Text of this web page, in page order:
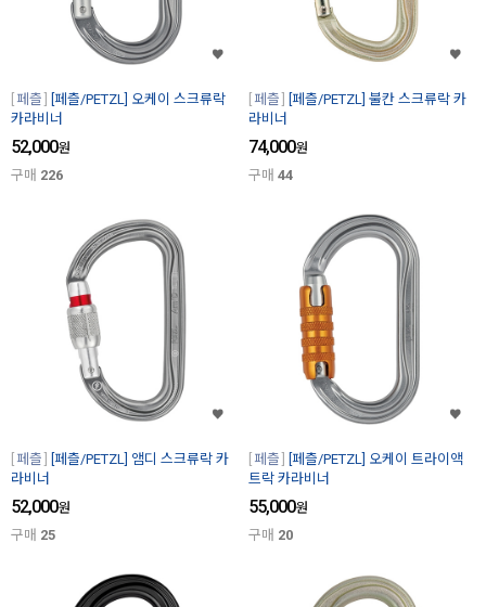
페츨
[페츨/PETZL] 오케이 스크류락
카라비너
52,000원
구매 226
페츨
[페츨/PETZL] 불칸 스크류락 카
라비너
74,000원
구매 44
페츨
[페츨/PETZL] 앰디 스크류락 카
라비너
52,000원
구매 25
페츨
[페츨/PETZL] 오케이 트라이액
트락 카라비너
55,000원
구매 20